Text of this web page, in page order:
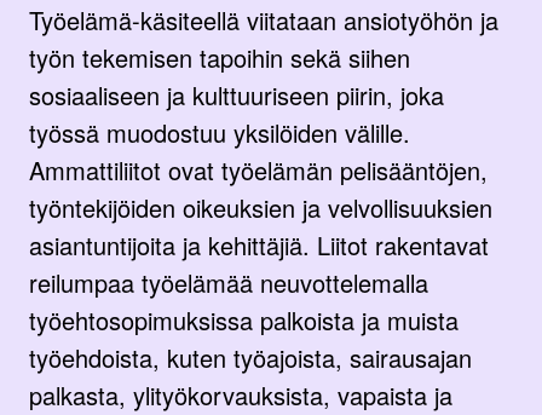
Työelämä-käsiteellä viitataan ansiotyöhön ja
työn tekemisen tapoihin sekä siihen
sosiaaliseen ja kulttuuriseen piirin, joka
työssä muodostuu yksilöiden välille.
Ammattiliitot ovat työelämän pelisääntöjen,
työntekijöiden oikeuksien ja velvollisuuksien
asiantuntijoita ja kehittäjiä. Liitot rakentavat
reilumpaa työelämää neuvottelemalla
työehtosopimuksissa palkoista ja muista
työehdoista, kuten työajoista, sairausajan
palkasta, ylityökorvauksista, vapaista ja